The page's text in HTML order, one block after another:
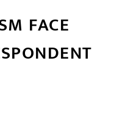
FACE